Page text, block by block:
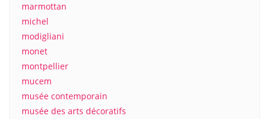
marmottan
michel
modigliani
monet
montpellier
mucem
musée contemporain
musée des arts décoratifs